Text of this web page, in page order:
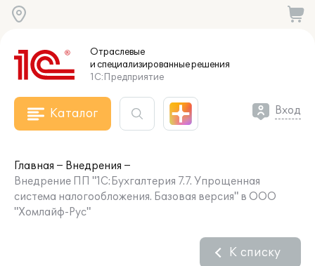
Отраслевые
и специализированныерешения
1С:Предприятие
Каталог Вход
Главная
Внедрения
Внедрение ПП "1С:Бухгалтерия 7.7. Упрощенная
система налогообложения. Базовая версия" в ООО
"Хомлайф-Рус"
К списку